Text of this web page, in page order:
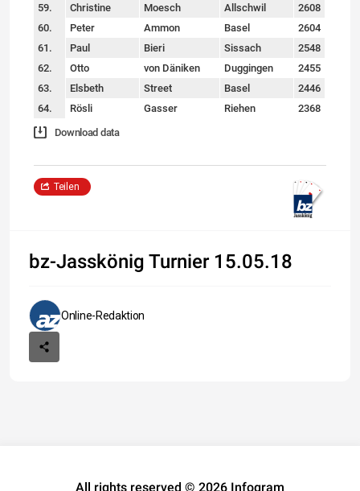
59.
Christine Moesch Allschwil
2608
60.
Peter Ammon Basel
2604
61.
Paul Bieri Sissach
2548
62.
Otto von Däniken Duggingen
2455
63.
Elsbeth Street Basel
2446
64.
Rösli Gasser Riehen 2368
Download data
Teilen
bz-Jasskönig Turnier 15.05.18
Online-Redaktion
All rights reserved © 2026 Infogram